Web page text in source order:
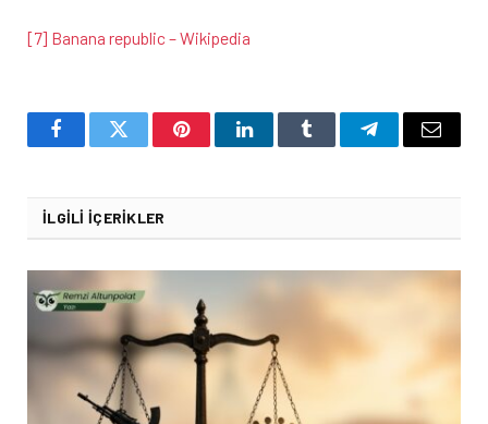
[7] Banana republic – Wikipedia
FacebookTwitter PinterestLinkedInTumblr TelegramEmail
İLGILI İÇERIKLER